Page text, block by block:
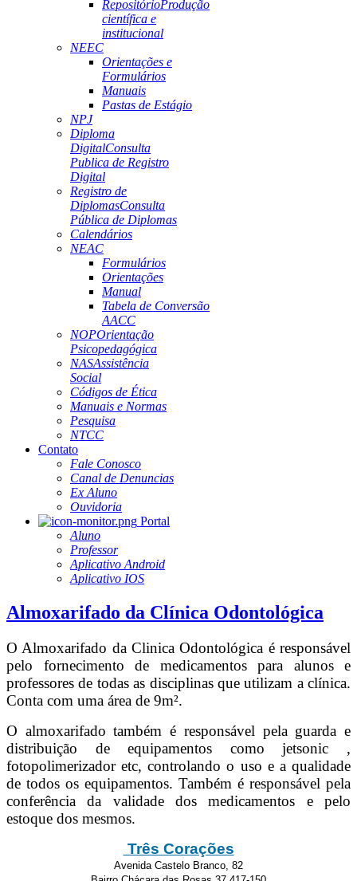
RepositórioProdução
científica e
institucional
NEEC
Orientações e
Formulários
Manuais
Pastas de Estágio
NPJ
Diploma
DigitalConsulta
Publica de Registro
Digital
Registro de
DiplomasConsulta
Pública de Diplomas
Calendários
NEAC
Formulários
Orientações
Manual
Tabela de Conversão
AACC
NOPOrientação
Psicopedagógica
NASAssistência
Social
Códigos de Ética
Manuais e Normas
Pesquisa
NTCC
Contato
Fale Conosco
Canal de Denuncias
Ex Aluno
Ouvidoria
Portal
Aluno
Professor
Aplicativo Android
Aplicativo IOS
Almoxarifado da Clínica Odontológica
O Almoxarifado da Clinica Odontológica é responsável
pelo fornecimento de medicamentos para alunos e
professores de todas as disciplinas que utilizam a clínica.
Conta com uma área de 9m².
O almoxarifado também é responsável pela guarda e
distribuição de equipamentos como jetsonic ,
fotopolimerizador etc, controlando o uso e a qualidade
de todos os equipamentos. Também é responsável pela
conferência da validade dos medicamentos e pelo
estoque dos mesmos.
Três Corações
Avenida Castelo Branco, 82